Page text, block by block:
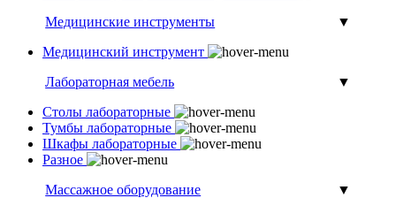
Медицинские инструменты
▼
Медицинский инструмент
Лабораторная мебель
▼
Столы лабораторные
Тумбы лабораторные
Шкафы лабораторные
Разное
Массажное оборудование
▼